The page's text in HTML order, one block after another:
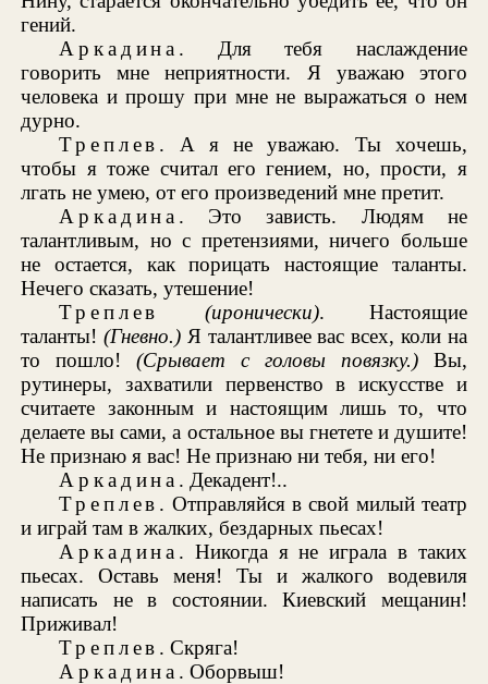
гений.
Аркадина . Для тебя наслаждение
говорить мне неприятности. Я уважаю этого
человека и прошу при мне не выражаться о нем
дурно.
Треплев . А я не уважаю. Ты хочешь,
чтобы я тоже считал его гением, но, прости, я
лгать не умею, от его произведений мне претит.
Аркадина . Это зависть. Людям не
талантливым, но с претензиями, ничего больше
не остается, как порицать настоящие таланты.
Нечего сказать, утешение!
Треплев
(иронически). Настоящие
таланты! (Гневно.) Я талантливее вас всех, коли на
то пошло!(Срывает с головы повязку.)Вы,
рутинеры, захватили первенство в искусстве и
считаете законным и настоящим лишь то, что
делаете вы сами, а остальное вы гнетете и душите!
Не признаю я вас! Не признаю ни тебя, ни его!
Аркадина . Декадент!..
Треплев . Отправляйся в свой милый театр
и играй там в жалких, бездарных пьесах!
Аркадина . Никогда я не играла в таких
пьесах. Оставь меня! Ты и жалкого водевиля
написать не в состоянии. Киевский мещанин!
Приживал!
Треплев . Скряга!
Аркадина . Оборвыш!